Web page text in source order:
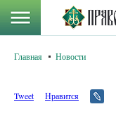
Главная Новости
Tweet Нравится